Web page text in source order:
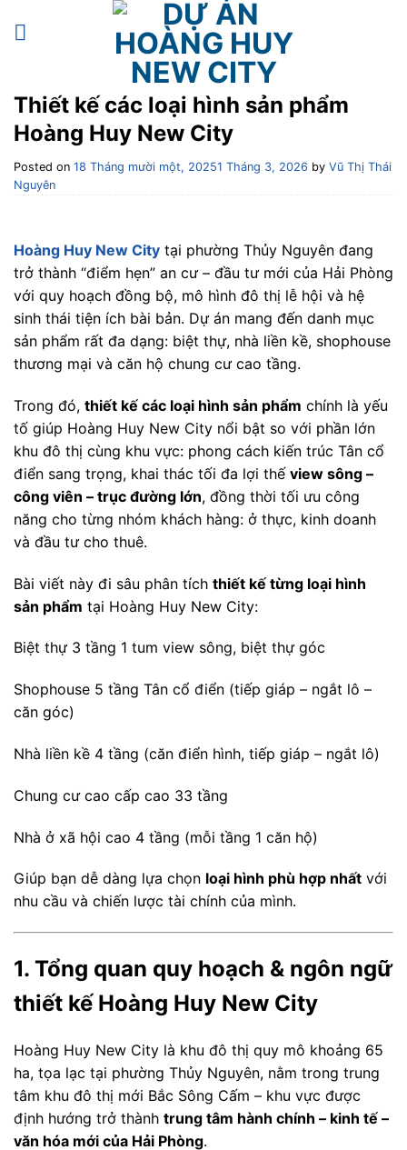
Thiết kế các loại hình sản phẩm
Hoàng Huy New City
Posted on 18 Tháng mười một, 20251 Tháng 3, 2026 by Vũ Thị Thái
Nguyên
Hoàng Huy New City tại phường Thủy Nguyên đang
trở thành “điểm hẹn” an cư – đầu tư mới của Hải Phòng
với quy hoạch đồng bộ, mô hình đô thị lễ hội và hệ
sinh thái tiện ích bài bản. Dự án mang đến danh mục
sản phẩm rất đa dạng: biệt thự, nhà liền kề, shophouse
thương mại và căn hộ chung cư cao tầng.
Trong đó, thiết kế các loại hình sản phẩm chính là yếu
tố giúp Hoàng Huy New City nổi bật so với phần lớn
khu đô thị cùng khu vực: phong cách kiến trúc Tân cổ
điển sang trọng, khai thác tối đa lợi thế view sông –
công viên – trục đường lớn, đồng thời tối ưu công
năng cho từng nhóm khách hàng: ở thực, kinh doanh
và đầu tư cho thuê.
Bài viết này đi sâu phân tích thiết kế từng loại hình
sản phẩm tại Hoàng Huy New City:
Biệt thự 3 tầng 1 tum view sông, biệt thự góc
Shophouse 5 tầng Tân cổ điển (tiếp giáp – ngắt lô –
căn góc)
Nhà liền kề 4 tầng (căn điển hình, tiếp giáp – ngắt lô)
Chung cư cao cấp cao 33 tầng
Nhà ở xã hội cao 4 tầng (mỗi tầng 1 căn hộ)
Giúp bạn dễ dàng lựa chọn loại hình phù hợp nhất với
nhu cầu và chiến lược tài chính của mình.
1. Tổng quan quy hoạch & ngôn ngữ
thiết kế Hoàng Huy New City
Hoàng Huy New City là khu đô thị quy mô khoảng 65
ha, tọa lạc tại phường Thủy Nguyên, nằm trong trung
tâm khu đô thị mới Bắc Sông Cấm – khu vực được
định hướng trở thành trung tâm hành chính – kinh tế –
văn hóa mới của Hải Phòng.